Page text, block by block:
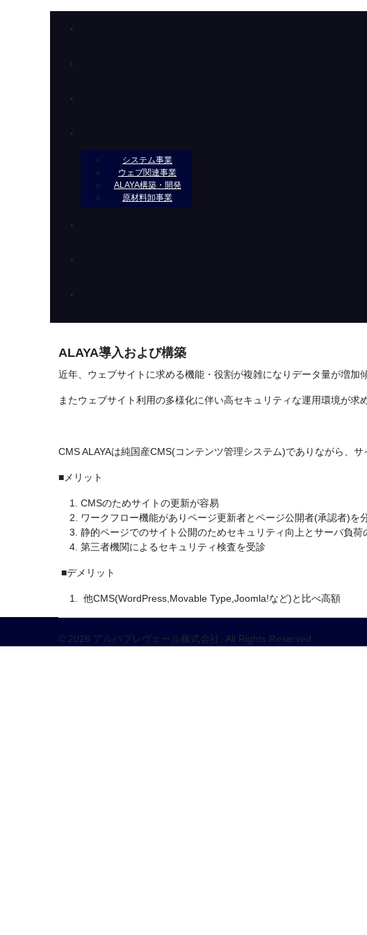
システム事業
ウェブ関連事業
ALAYA構築・開発
原材料卸事業
ALAYA導入および構築
近年、ウェブサイトに求める機能・役割が複雑になりデータ量が増加
またウェブサイト利用の多様化に伴い高セキュリティな運用環境が求
CMS ALAYAは純国産CMS(コンテンツ管理システム)でありながら、
■メリット
CMSのためサイトの更新が容易
ワークフロー機能がありページ更新者とページ公開者(承認者)を
静的ページでのサイト公開のためセキュリティ向上とサーバ負荷
第三者機関によるセキュリティ検査を受診
■デメリット
他CMS(WordPress,Movable Type,Joomla!など)と比べ高額
© 2026 アルバプレヴェール株式会社. All Rights Reserved.